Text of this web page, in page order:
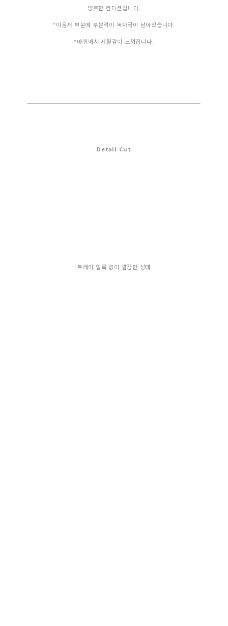
양호한 컨디션입니다.
*이음새 부분에 부분적이 녹자국이 남아있습니다.
*바퀴에서 세월감이 느껴집니다.
Detail Cut
트레이 얼룩 없이 깔끔한 상태